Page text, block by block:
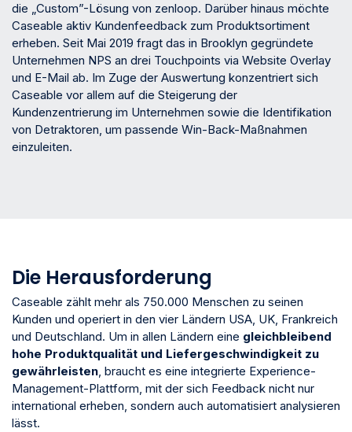
die „Custom”-Lösung von zenloop. Darüber hinaus möchte
Caseable aktiv Kundenfeedback zum Produktsortiment
erheben. Seit Mai 2019 fragt das in Brooklyn gegründete
Unternehmen NPS an drei Touchpoints via Website Overlay
und E-Mail ab. Im Zuge der Auswertung konzentriert sich
Caseable vor allem auf die Steigerung der
Kundenzentrierung im Unternehmen sowie die Identifikation
von Detraktoren, um passende Win-Back-Maßnahmen
einzuleiten.
Die Herausforderung
Caseable zählt mehr als 750.000 Menschen zu seinen
Kunden und operiert in den vier Ländern USA, UK, Frankreich
und Deutschland. Um in allen Ländern eine gleichbleibend
hohe Produktqualität und Liefergeschwindigkeit zu
gewährleisten, braucht es eine integrierte Experience-
Management-Plattform, mit der sich Feedback nicht nur
international erheben, sondern auch automatisiert analysieren
lässt.